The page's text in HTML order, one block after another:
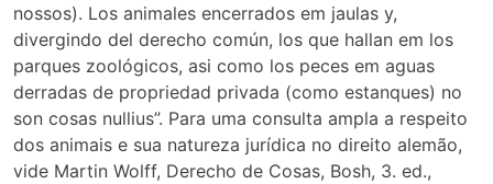
nossos). Los animales encerrados em jaulas y,
divergindo del derecho común, los que hallan em los
parques zoológicos, asi como los peces em aguas
derradas de propriedad privada (como estanques) no
son cosas nullius”. Para uma consulta ampla a respeito
dos animais e sua natureza jurídica no direito alemão,
vide Martin Wolff, Derecho de Cosas, Bosh, 3. ed.,